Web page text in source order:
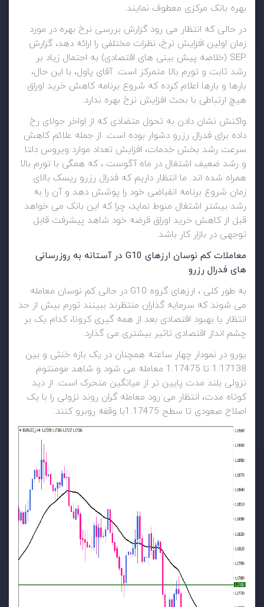
بهره بانک مرکزی معطوف نمایند.
در حالی که انتظار می رود گزارش بررسی نرخ بهره در مورد
زمان اولین افزایش نرخ، نظرات مختلفی را ارائه دهد، گزارش
SEP (خلاصه پیش بینی های اقتصادی) به احتمال زیاد بر
رشد ثابت و تورم بالا متمرکز است. آقای پاول، با این حال،
بارها و بارها اعلام کرده که شروع برنامه کاهش خرید اوراق
هیچ ارتباطی با بحث افزایش نرخ بهره ندارد.
واکنش نشان دادن به تحول متضادی که از اواخر جولای رخ
داده برای فدرال رزرو دشوار بوده است. از جمله علائم کاهش
سرعت رشد بخش خدمات، افزایش تعداد موارد ویروس دلتا
و رشد ضعیف اشتغال در ماه آگوست ، که همگی با تورم بالا
همراه شده اند. ما انتظار داریم که فدرال رزرو ریسک بالای
زمان شروع برنامه انقباضی خود را پوشش دهد و آن را به
رشد بیشتر اشتغال منوط نماید، چرا که این بانک می خواهد
قبل از کاهش خرید اوراق قرضه خود شاهد پیشرفت قابل
توجهی در بازار کار باشد.
معاملات کم نوسان ارزهای G10 در آستانه به روزرسانی
های فدرال رزرو
به طور کلی ، ارزهای گروه G10 در حالی کم نوسان معامله
می شوند که سرمایه گذاران منتظرند ببینند تورم بیش از حد
انتظار یا بهبود اقتصادی بعد از همه گیری کرونا، کدام یک بر
چشم انداز اقتصادی تاثیر بیشتری می گذارد.
یورو در نمودار چهار ساعته همچنان در یک بازه خنثی و بین
1.17138 تا 1.17475 معامله می شود و شاهد مومنتوم
نزولی بلند مدت پایین تر از میانگین متحرک است. از دید
کوتاه مدت، انتظار می رود معامله گران روند نزولی را با یک
اصلاح صعودی تا سطح 1.17475با وقفه روبرو کنند.